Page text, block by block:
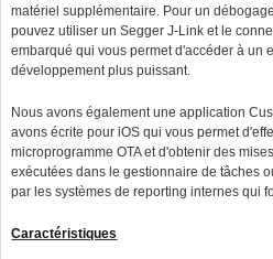
matériel supplémentaire. Pour un
pouvez utiliser un Segger J-Link et le
embarqué qui vous permet d'accéder à un
développement plus puissant.
Nous avons également une application
avons écrite pour iOS qui vous permet
microprogramme OTA et d'obtenir des
exécutées dans le gestionnaire de tâches
par les systèmes de reporting internes qui
Caractéristiques